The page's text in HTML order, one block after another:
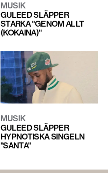
MUSIK
GULEED SLÄPPER
STARKA "GENOM ALLT
(KOKAINA)"
MUSIK
GULEED SLÄPPER
HYPNOTISKA SINGELN
"SANTA"